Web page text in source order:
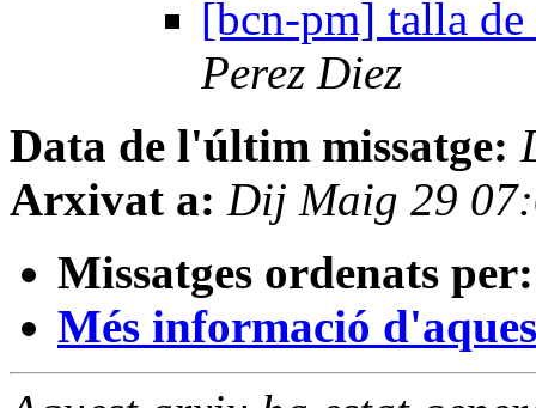
[bcn-pm] talla
Perez Diez
Data de l'últim missatge:
Arxivat a: Dij Maig 29
Missatges ordenats per:
Més informació